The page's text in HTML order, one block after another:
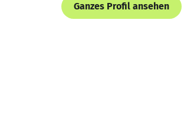
Ganzes Profil ansehen